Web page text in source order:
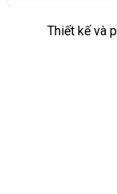
Thiết kế và